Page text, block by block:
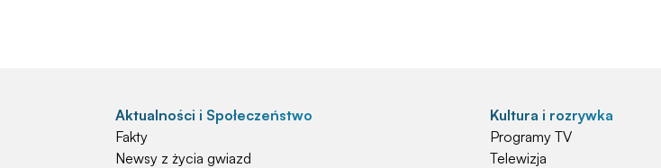
Aktualności i Społeczeństwo
Fakty
Newsy z życia gwiazd
Kultura i rozrywka
Programy TV
Telewizja